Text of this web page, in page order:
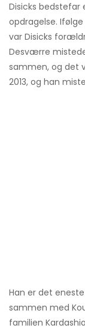
Disicks bedstefar
opdragelse. Ifølge
var Disicks
Desværre
sammen, og det
2013, og han
Han er det
sammen med
familien